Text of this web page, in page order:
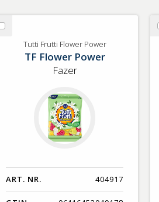
Välj
Tutti Frutti Flower Power
TF Flower Power
Fazer
ART. NR. 404917